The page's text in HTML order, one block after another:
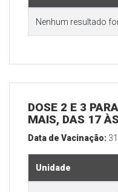
Nenhum resultado
DOSE 2 E 3
MAIS, DAS 17
Data de Vacinação:
Unidade